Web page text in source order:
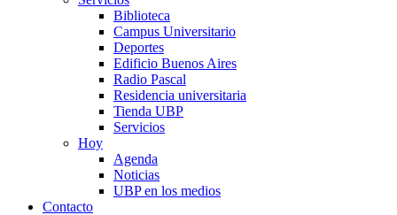
Biblioteca
Campus Universitario
Deportes
Edificio Buenos Aires
Radio Pascal
Residencia universitaria
Tienda UBP
Servicios
Hoy
Agenda
Noticias
UBP en los medios
Contacto